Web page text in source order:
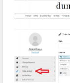
I
M
E
I
U